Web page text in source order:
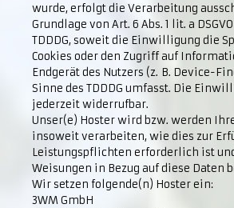
wurde, erfolgt die Verarbeitung
Grundlage von Art. 6 Abs. 1 lit. a DSGVO
TDDDG, soweit die Einwilligung die
Cookies oder den Zugriff auf
Endgerät des Nutzers (z. B. Device-
Sinne des TDDDG umfasst. Die
jederzeit widerrufbar.
Unser(e) Hoster wird bzw. werden
insoweit verarbeiten, wie dies zur
Leistungspflichten erforderlich ist
Weisungen in Bezug auf diese Daten
Wir setzen folgende(n) Hoster ein:
3WM GmbH